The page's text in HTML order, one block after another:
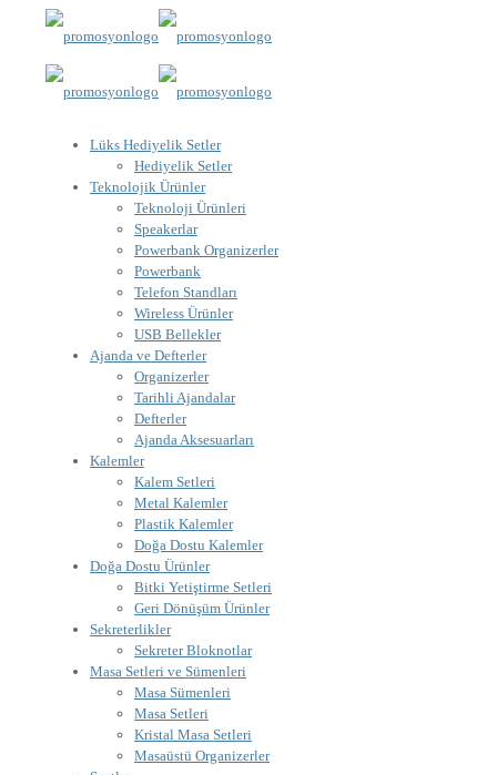
Lüks Hediyelik Setler
Hediyelik Setler
Teknolojik Ürünler
Teknoloji Ürünleri
Speakerlar
Powerbank Organizerler
Powerbank
Telefon Standları
Wireless Ürünler
USB Bellekler
Ajanda ve Defterler
Organizerler
Tarihli Ajandalar
Defterler
Ajanda Aksesuarları
Kalemler
Kalem Setleri
Metal Kalemler
Plastik Kalemler
Doğa Dostu Kalemler
Doğa Dostu Ürünler
Bitki Yetiştirme Setleri
Geri Dönüşüm Ürünler
Sekreterlikler
Sekreter Bloknotlar
Masa Setleri ve Sümenleri
Masa Sümenleri
Masa Setleri
Kristal Masa Setleri
Masaüstü Organizerler